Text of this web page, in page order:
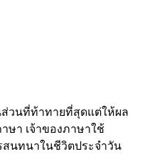
วนที่ท้าทายที่สุดแต่ให้ผล
ษา เจ้าของภาษาใช้
สนทนาในชีวิตประจำวัน